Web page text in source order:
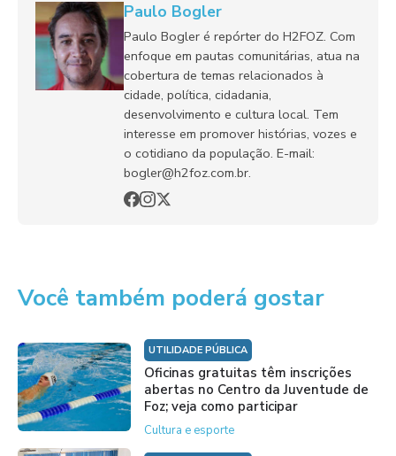
Paulo Bogler
Paulo Bogler é repórter do H2FOZ. Com
enfoque em pautas comunitárias, atua na
cobertura de temas relacionados à
cidade, política, cidadania,
desenvolvimento e cultura local. Tem
interesse em promover histórias, vozes e
o cotidiano da população. E-mail:
bogler@h2foz.com.br.
Você também poderá gostar
UTILIDADE PÚBLICA
Oficinas gratuitas têm inscrições
abertas no Centro da Juventude de
Foz; veja como participar
Cultura e esporte